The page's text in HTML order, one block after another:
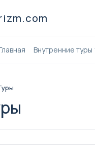
Внутренние туры